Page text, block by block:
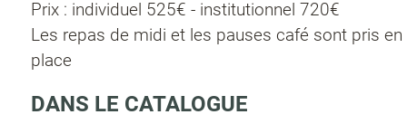
Prix : individuel 525€ - institutionnel 720€
Les repas de midi et les pauses café sont pris
place
DANS LE CATALOGUE